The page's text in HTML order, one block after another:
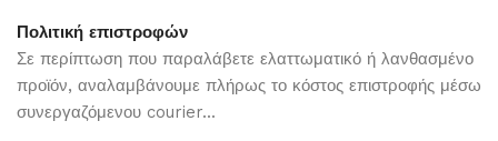
Πολιτική επιστροφών
Σε περίπτωση που παραλάβετε ελαττωματικό ή λανθασμένο
προϊόν, αναλαμβάνουμε πλήρως το κόστος επιστροφής μέσω
συνεργαζόμενου courier...